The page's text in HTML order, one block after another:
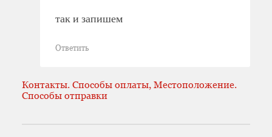
так и запишем
Ответить
Контакты. Способы оплаты, Местоположение.
Способы отправки